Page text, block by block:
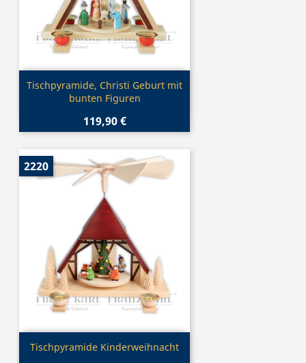
Vorschau
Tischpyramide, Christi Geburt mit
bunten Figuren
119,90 €
Vorschau
Tischpyramide Kinderweihnacht
2220